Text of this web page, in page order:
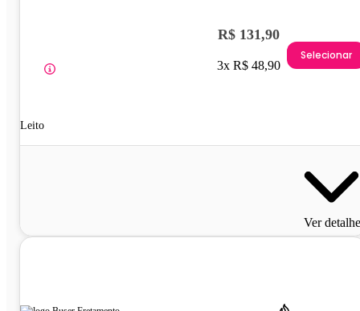
Leito
R$ 131,90
3x R$ 48,90
Selecionar
Ver